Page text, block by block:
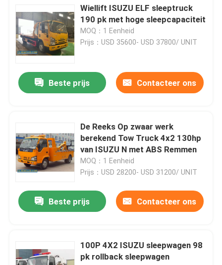
ISUZU brandweerwagen
ISUZU Garbage Truck
ISUZU Reefer Truck
ISUZU vrachtwagenkraan
ISUZU Road Sweeper Truck
ISUZU Betonmengtruck
Wiellift ISUZU ELF sleeptruck
190 pk met hoge sleepcapaciteit
MOQ：1 Eenheid
Prijs：USD 35600- USD 37800/ UNIT
Beste prijs Contacteer ons
De Reeks Op zwaar werk
berekend Tow Truck 4x2 130hp
van ISUZU N met ABS Remmen
MOQ：1 Eenheid
Prijs：USD 28200- USD 31200/ UNIT
Beste prijs Contacteer ons
100P 4X2 ISUZU sleepwagen 98
pk rollback sleepwagen